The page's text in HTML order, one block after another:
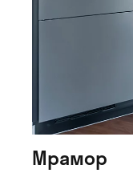
Мрамор